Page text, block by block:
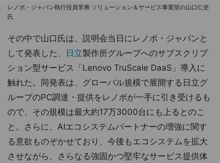
レノボ・ジャパン執行役員常務 ソリューション＆サービス事業部の山口仁史
氏
その中で山口氏は、説明会当日にレノボ・ジャパンと
して発表した、 日立製作所グループへのサブスクリプ
ション型サービス「Lenovo TruScale DaaS」導入に
触れた。同発表は、グローバル規模で展開する日立グ
ループのPC調達・提供をレノボが一手に引き受けるも
ので、その規模は最大約17万3000台にも上るとのこ
と。さらに、AIエコシステムパートナーの増強に関す
る意欲ものぞかせており、今後もエコシステムを拡大
させながら、さらなる強固かつ堅牢なサービス提供体